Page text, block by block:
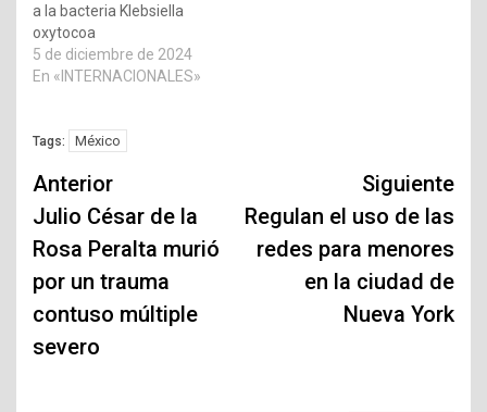
a la bacteria Klebsiella
oxytocoa
5 de diciembre de 2024
En «INTERNACIONALES»
Tags: México
Navegación
de
entradas
Anterior
Julio César de la
Rosa Peralta murió
por un trauma
contuso múltiple
severo
Siguiente
Regulan el uso de las
redes para menores
en la ciudad de
Nueva York